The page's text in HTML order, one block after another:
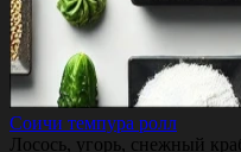
Соичи темпура ролл
Лосось, угорь, снежный